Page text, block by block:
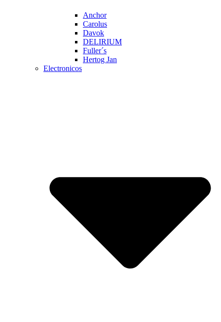
Anchor
Carolus
Davok
DELIRIUM
Fuller´s
Hertog Jan
Electronicos